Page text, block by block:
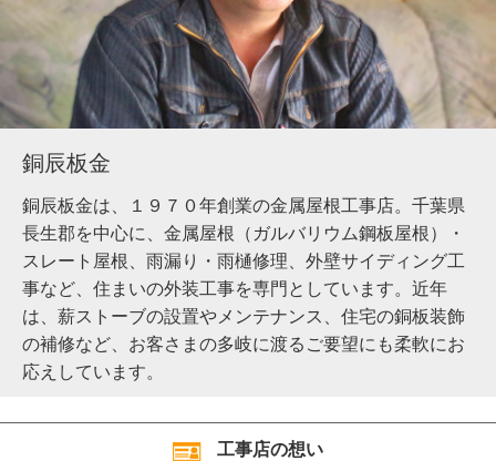
銅辰板金
銅辰板金は、１９７０年創業の金属屋根工事店。千葉県
長生郡を中心に、金属屋根（ガルバリウム鋼板屋根）・
スレート屋根、雨漏り・雨樋修理、外壁サイディング工
事など、住まいの外装工事を専門としています。近年
は、薪ストーブの設置やメンテナンス、住宅の銅板装飾
の補修など、お客さまの多岐に渡るご要望にも柔軟にお
応えしています。
工事店の想い